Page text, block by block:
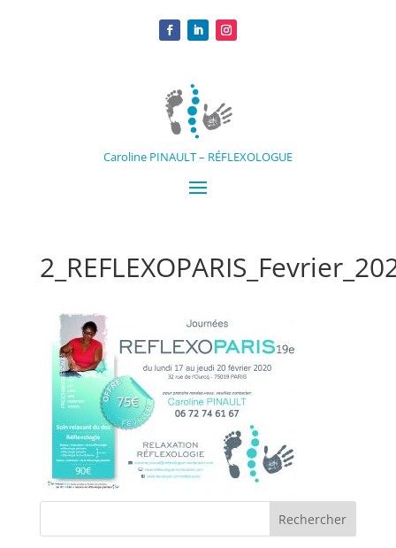
Caroline PINAULT – RÉFLEXOLOGUE